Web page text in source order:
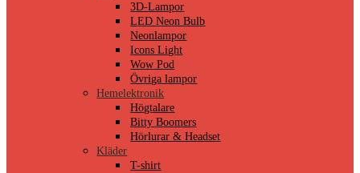
3D-Lampor
LED Neon Bulb
Neonlampor
Icons Light
Wow Pod
Övriga lampor
Hemelektronik
Högtalare
Bitty Boomers
Hörlurar & Headset
Kläder
T-shirt